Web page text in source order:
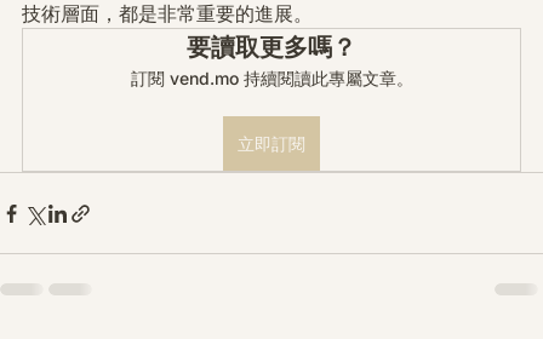
技術層面，都是非常重要的進展。
要讀取更多嗎？
訂閱 vend.mo 持續閱讀此專屬文章。
立即訂閱